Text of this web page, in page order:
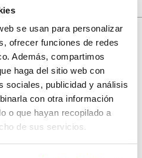
se usan para personalizar
ofrecer funciones de redes
Además, compartimos
haga del sitio web con
sociales, publicidad y análisis
con otra información
o que hayan recopilado a
de sus servicios.
compra.
para recibir nuestras